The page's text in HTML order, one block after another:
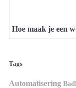
Hoe maak je een
Tags
Automatisering